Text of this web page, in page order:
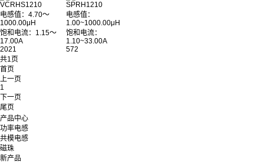
VCRHS1210
电感值：4.70～
1000.00μH
饱和电流：1.15～
17.00A
2021
SPRH1210
电感值：
1.00~1000.00μH
饱和电流：
1.10~33.00A
572
共1页
首页
上一页
1
下一页
尾页
产品中心
功率电感
共模电感
磁珠
新产品